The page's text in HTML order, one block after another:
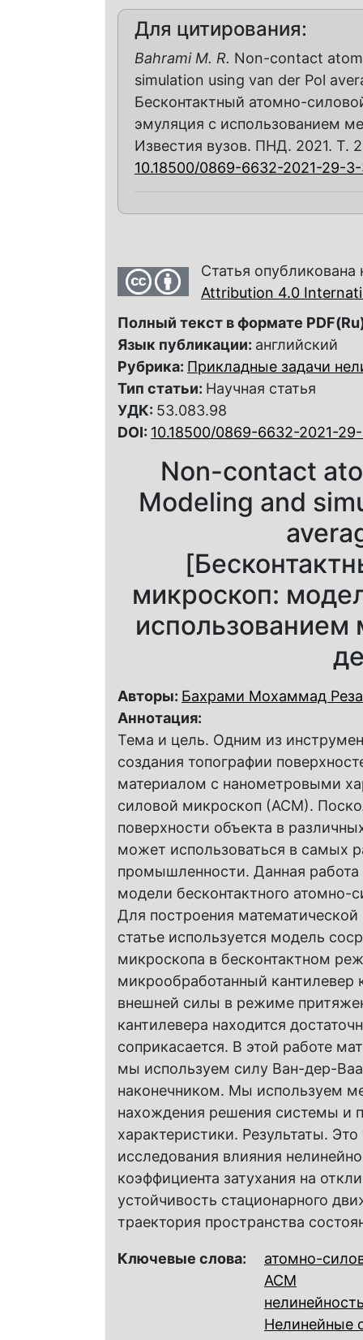
Для цитирования:
Bahrami M. R. Non-contact
simulation using van der Pol
Бесконтактный атомно-
эмуляция с использованием
Известия вузов. ПНД. 2021. Т.
10.18500/0869-6632-2021-29-
Статья
Attribution 4.0
Полный текст в формате
Язык публикации: английский
Рубрика: Прикладные задачи
Тип статьи: Научная статья
УДК: 53.083.98
DOI: 10.18500/0869-6632-2021-
Non-contact
Modeling and
микроскоп:
использованием
Авторы: Бахрами Мохаммад Реза
Аннотация:
Тема и цель. Одним из
создания топографии
материалом с нанометровыми
силовой микроскоп (АСМ).
поверхности объекта в
может использоваться в самых
промышленности. Данная работа
модели бесконтактного
Для построения
статье используется модель
микроскопа в бесконтактном
микрообработанный кантилевер
внешней силы в режиме
кантилевера находится
соприкасается. В этой работе
мы используем силу Ван-дер-
наконечником. Мы используем
нахождения решения системы и
характеристики. Результаты.
исследования влияния
коэффициента затухания на
устойчивость стационарного
траектория пространства
Ключевые слова:
атомно-
АСМ
Нелинейные